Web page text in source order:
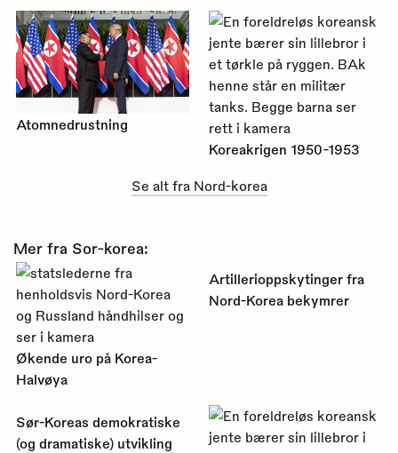
Atomnedrustning
Koreakrigen 1950-1953
Se alt fra Nord-korea
Mer fra Sor-korea:
Økende uro på Korea-
Halvøya
Artillerioppskytinger fra
Nord-Korea bekymrer
Sør-Koreas demokratiske
(og dramatiske) utvikling